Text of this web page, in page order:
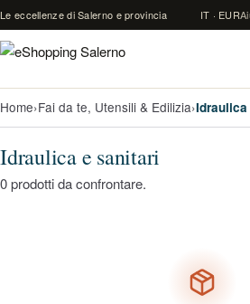
Vai al contenuto
Le eccellenze di Salerno e provincia IT · EUR
Home›Fai da te, Utensili & Edilizia›
Idraulica e sanitari
0 prodotti da confrontare.